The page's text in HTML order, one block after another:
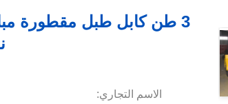
3 طن كابل طبل مقطورة
الاسم التجاري: